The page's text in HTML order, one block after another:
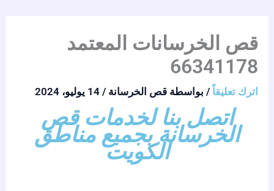
قص الخرسانات المعتمد
66341178
اترك تعليقاً / بواسطة قص الخرسانة/14 يوليو، 2024
اتصل بنا لخدمات قص
الخرسانة بجميع مناطق
الكويت